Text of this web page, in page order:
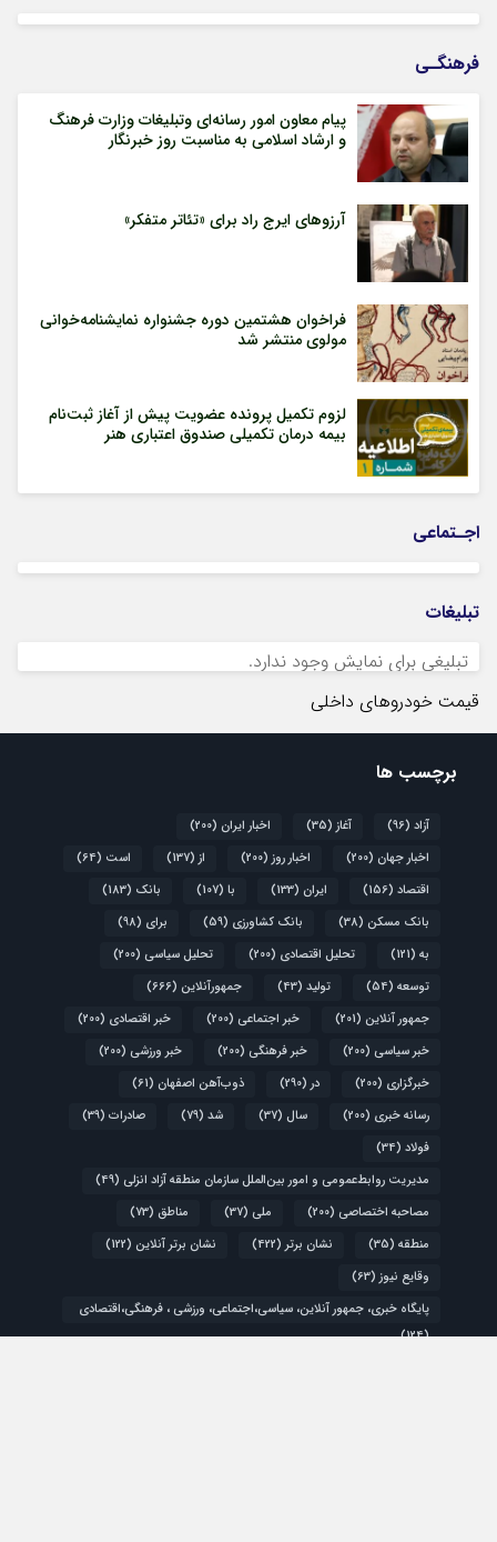
فرهنگـی
پیام معاون امور رسانه‌ای وتبلیغات وزارت فرهنگ
و ارشاد اسلامی به مناسبت روز خبرنگار
آرزوهای ایرج راد برای «تئاتر متفکر»
فراخوان هشتمین دوره جشنواره نمایشنامه‌خوانی
مولوی منتشر شد
لزوم تکمیل پرونده عضویت پیش از آغاز ثبت‌نام
بیمه درمان تکمیلی صندوق اعتباری هنر
اجـتماعی
تبلیغات
تبلیغی برای نمایش وجود ندارد.
قیمت خودروهای داخلی
برچسب ها
آزاد (96) آغاز(35) اخبار ایران (200)
اخبار جهان (200) اخبار روز(200) از(137) است (64)
اقتصاد (156) ایران (133) با (107) بانک (183)
بانک مسکن (38) بانک کشاورزی (59) برای (98)
به (121) تحلیل اقتصادی (200) تحلیل سیاسی (200)
توسعه (54) تولید (43) جمهورآنلاین (666)
جمهور آنلاین (201) خبر اجتماعی (200) خبر اقتصادی (200)
خبر سیاسی (200) خبر فرهنگی (200) خبر ورزشی (200)
خبرگزاری (200) در(290) ذوب‌آهن اصفهان (61)
رسانه خبری (200) سال (37) شد (79) صادرات (39)
فولاد (34)
مدیریت روابط‌عمومی و امور بین‌الملل سازمان منطقه آزاد انزلی (49)
مصاحبه اختصاصی (200) ملی (37) مناطق (73)
منطقه (35) نشان برتر(422) نشان برتر آنلاین (122)
وقایع نیوز(63)
پایگاه خبری، جمهور آنلاین، سیاسی،اجتماعی، ورزشی ، فرهنگی،اقتصادی
(124)